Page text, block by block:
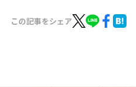
この記事をシェア